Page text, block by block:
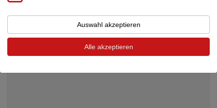
Auswahl akzeptieren
Alle akzeptieren